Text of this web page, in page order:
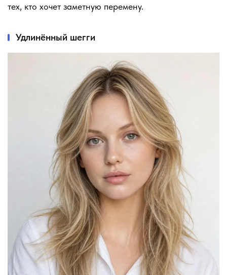
тех, кто хочет заметную перемену.
Удлинённый шегги